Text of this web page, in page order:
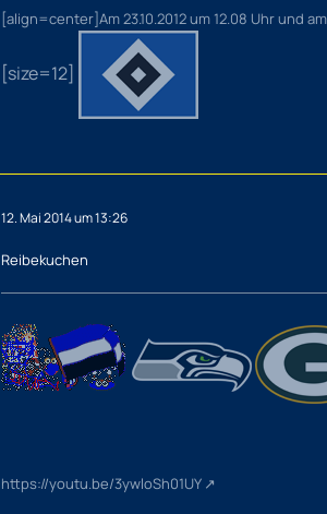
[align=center]Am 23.10.2012 um 12.08 Uhr und
[size=12]
12. Mai 2014 um 13:26
Reibekuchen
https://youtu.be/3ywloSh01UY